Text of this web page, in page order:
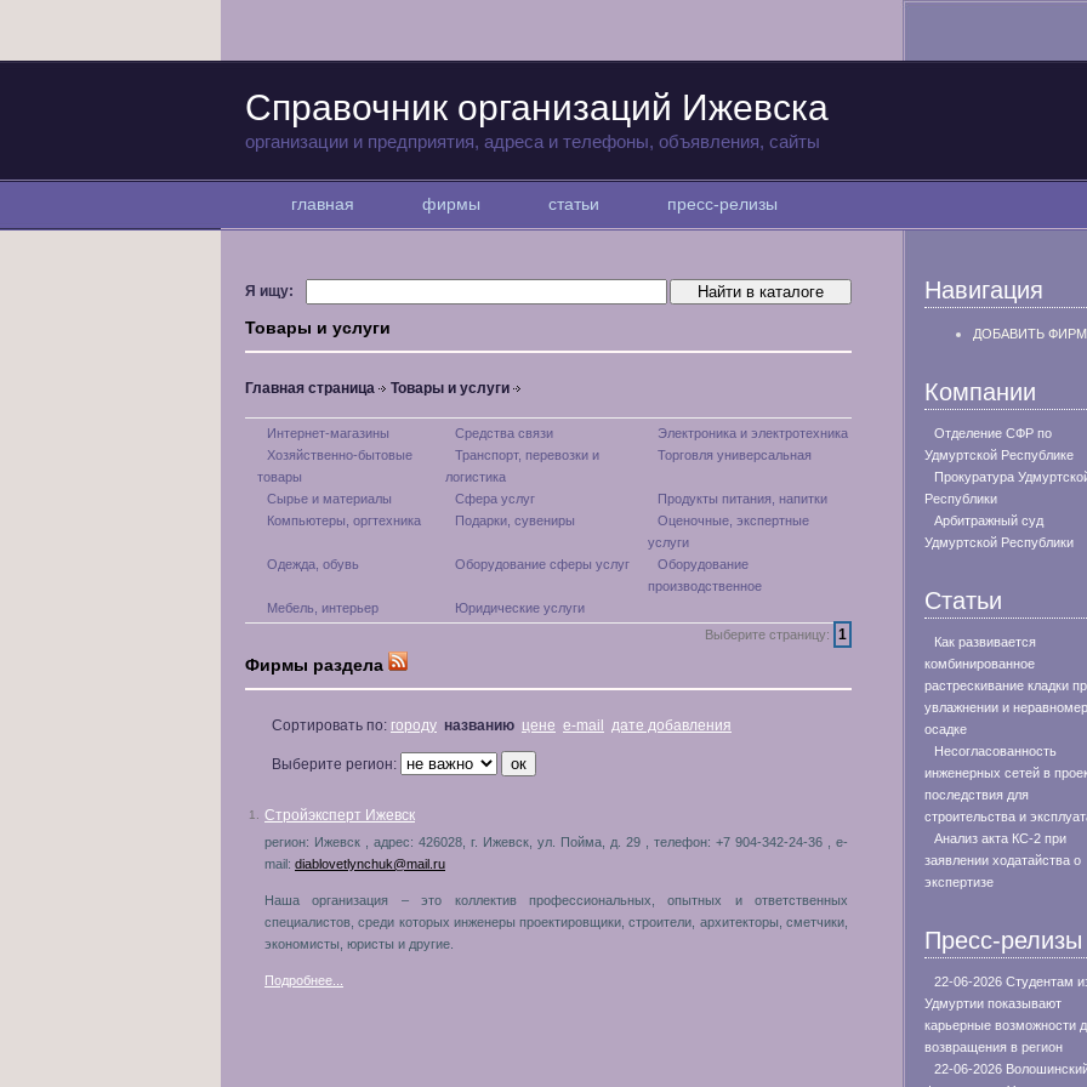
Справочник организаций Ижевска
организации и предприятия, адреса и телефоны, объявления, сайты
главная фирмы статьи пресс-релизы
Я ищу:
Товары и услуги
Главная страница Товары и услуги
Интернет-магазины Средства связи
Электроника и электротехника
Хозяйственно-бытовые
товары
Транспорт, перевозки и
логистика
Торговля универсальная
Сырье и материалы Сфера услуг
Продукты питания, напитки
Компьютеры, оргтехника
Подарки, сувениры
Оценочные, экспертные
услуги
Одежда, обувь
Оборудование сферы услуг
Оборудование
производственное
Мебель, интерьер
Юридические услуги
Выберите страницу:
1
Фирмы раздела
Сортировать по: городу названию цене e-mail дате добавления
Выберите регион:
1. Стройэксперт Ижевск
регион: Ижевск , адрес: 426028, г. Ижевск, ул. Пойма, д. 29 , телефон: +7 904-342-24-36 , e-
mail: diablovetlynchuk@mail.ru
Наша организация – это коллектив профессиональных, опытных и ответственных
специалистов, среди которых инженеры проектировщики, строители, архитекторы, сметчики,
экономисты, юристы и другие.
Подробнее...
Навигация
ДОБАВИТЬ
Компании
Отделение СФР по
Удмуртской Республике
Прокуратура
Республики
Арбитражный суд
Удмуртской Республики
Статьи
Как развивается
комбинированное
растрескивание кладки
увлажнении и
осадке
Несогласованность
инженерных сетей в
последствия для
строительства и
Анализ акта КС-2 при
заявлении ходатайства о
экспертизе
Пресс-релизы
22-06-2026 Студентам
Удмуртии показывают
карьерные возможности
возвращения в регион
22-06-2026